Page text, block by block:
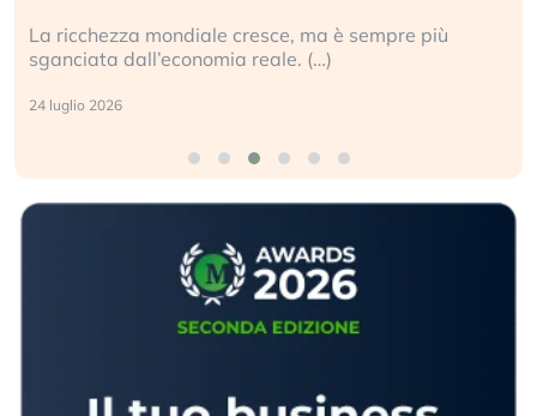
La ricchezza mondiale cresce, ma è sempre più
sganciata dall’economia reale. (…)
24 luglio 2026